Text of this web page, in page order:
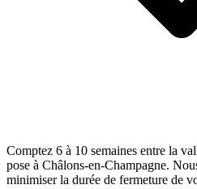
Comptez 6 à 10 semaines entre la
pose à Châlons-en-Champagne.
minimiser la durée de fermeture de